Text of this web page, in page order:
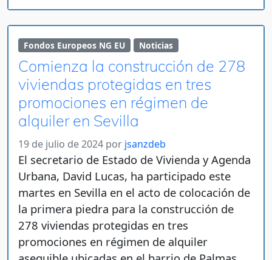
Fondos Europeos NG EU Noticias
Comienza la construcción de 278
viviendas protegidas en tres
promociones en régimen de
alquiler en Sevilla
19 de julio de 2024 por jsanzdeb
El secretario de Estado de Vivienda y Agenda
Urbana, David Lucas, ha participado este
martes en Sevilla en el acto de colocación de
la primera piedra para la construcción de
278 viviendas protegidas en tres
promociones en régimen de alquiler